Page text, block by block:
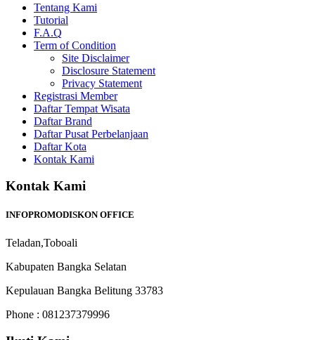
Tentang Kami
Tutorial
F.A.Q
Term of Condition
Site Disclaimer
Disclosure Statement
Privacy Statement
Registrasi Member
Daftar Tempat Wisata
Daftar Brand
Daftar Pusat Perbelanjaan
Daftar Kota
Kontak Kami
Kontak Kami
INFOPROMODISKON OFFICE
Teladan,Toboali
Kabupaten Bangka Selatan
Kepulauan Bangka Belitung 33783
Phone : 081237379996